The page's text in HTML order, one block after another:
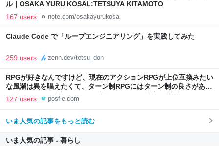
ル｜OSAKA YURU KOSAL:TETSUYA KITAMOTO
167 users note.com/osakayurukosal
Claude Code で「ループエンジニアリング」を実践してみた
259 users zenn.dev/tetsu_don
RPGが好きなんですけど、現在のアクションRPGが上位互換みたい
な風潮は異を唱えたくて、ターン制RPGにはターン制の良さがある
と思ってます 一手をじっくり考えられたり、途中で休憩したりでき
るのがターン制の良さじゃないですか もっとターン制を煮詰めて欲
(´・ω・｀)」
127 users posfie.com
いま人気の記事をもっと読む
いま人気の記事 - 暮らし